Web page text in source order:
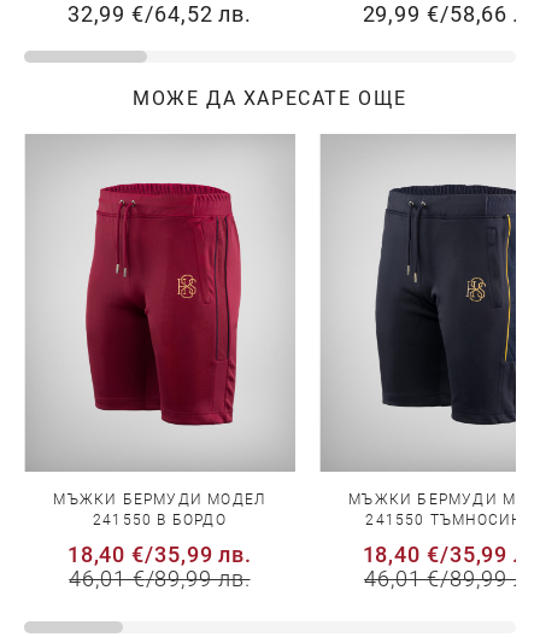
32,99 €/64,52 лв. 29,99 €/58,66
МОЖЕ ДА ХАРЕСАТЕ ОЩЕ
МЪЖКИ БЕРМУДИ МОДЕЛ
241550 В БОРДО
18,40 €/35,99 лв.
46,01 €/89,99 лв.
МЪЖКИ БЕРМУДИ
241550
18,40 €/35,99
46,01 €/89,99